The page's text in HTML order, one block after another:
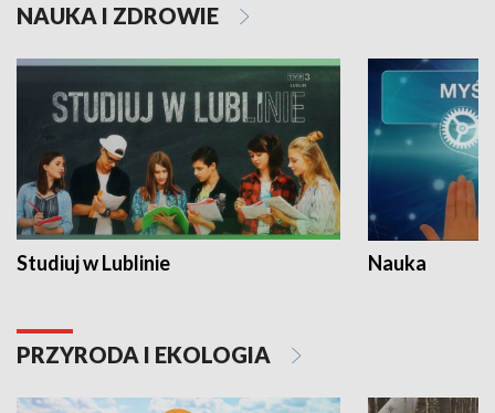
NAUKA I ZDROWIE
Studiuj w Lublinie Nauka
PRZYRODA I EKOLOGIA